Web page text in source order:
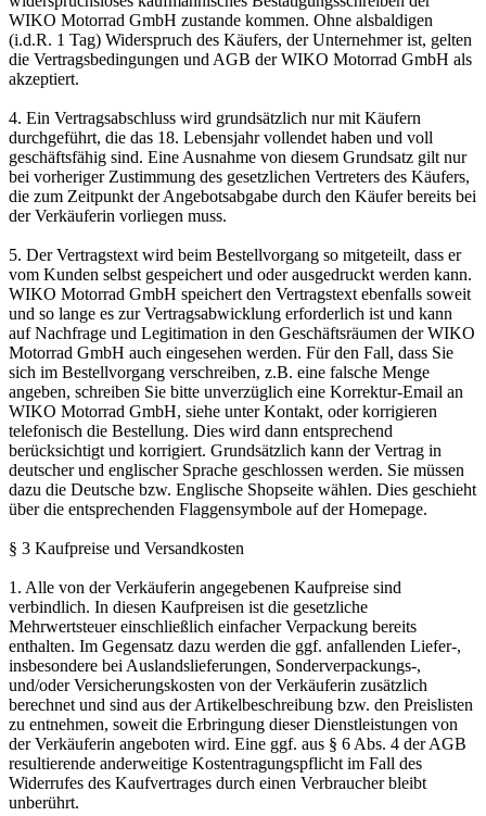
WIKO Motorrad GmbH zustande kommen. Ohne alsbaldigen
(i.d.R. 1 Tag) Widerspruch des Käufers, der Unternehmer ist, gelten
die Vertragsbedingungen und AGB der WIKO Motorrad GmbH als
akzeptiert.
4. Ein Vertragsabschluss wird grundsätzlich nur mit Käufern
durchgeführt, die das 18. Lebensjahr vollendet haben und voll
geschäftsfähig sind. Eine Ausnahme von diesem Grundsatz gilt nur
bei vorheriger Zustimmung des gesetzlichen Vertreters des Käufers,
die zum Zeitpunkt der Angebotsabgabe durch den Käufer bereits bei
der Verkäuferin vorliegen muss.
5. Der Vertragstext wird beim Bestellvorgang so mitgeteilt, dass er
vom Kunden selbst gespeichert und oder ausgedruckt werden kann.
WIKO Motorrad GmbH speichert den Vertragstext ebenfalls soweit
und so lange es zur Vertragsabwicklung erforderlich ist und kann
auf Nachfrage und Legitimation in den Geschäftsräumen der WIKO
Motorrad GmbH auch eingesehen werden. Für den Fall, dass Sie
sich im Bestellvorgang verschreiben, z.B. eine falsche Menge
angeben, schreiben Sie bitte unverzüglich eine Korrektur-Email an
WIKO Motorrad GmbH, siehe unter Kontakt, oder korrigieren
telefonisch die Bestellung. Dies wird dann entsprechend
berücksichtigt und korrigiert. Grundsätzlich kann der Vertrag in
deutscher und englischer Sprache geschlossen werden. Sie müssen
dazu die Deutsche bzw. Englische Shopseite wählen. Dies geschieht
über die entsprechenden Flaggensymbole auf der Homepage.
§ 3 Kaufpreise und Versandkosten
1. Alle von der Verkäuferin angegebenen Kaufpreise sind
verbindlich. In diesen Kaufpreisen ist die gesetzliche
Mehrwertsteuer einschließlich einfacher Verpackung bereits
enthalten. Im Gegensatz dazu werden die ggf. anfallenden Liefer-,
insbesondere bei Auslandslieferungen, Sonderverpackungs-,
und/oder Versicherungskosten von der Verkäuferin zusätzlich
berechnet und sind aus der Artikelbeschreibung bzw. den Preislisten
zu entnehmen, soweit die Erbringung dieser Dienstleistungen von
der Verkäuferin angeboten wird. Eine ggf. aus § 6 Abs. 4 der AGB
resultierende anderweitige Kostentragungspflicht im Fall des
Widerrufes des Kaufvertrages durch einen Verbraucher bleibt
unberührt.